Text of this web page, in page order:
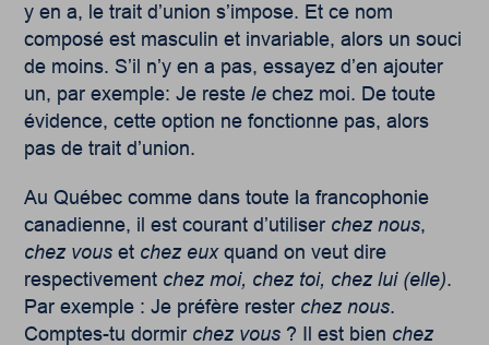
y en a, le trait d’union s’impose. Et ce nom
composé est masculin et invariable, alors un souci
de moins. S’il n’y en a pas, essayez d’en ajouter
un, par exemple: Je restele chez moi. De toute
évidence, cette option ne fonctionne pas, alors
pas de trait d’union.
Au Québec comme dans toute la francophonie
canadienne, il est courant d’utiliser chez nous,
chez vous et chez euxquand on veut dire
respectivement chez moi, chez toi, chez lui (elle).
Par exemple : Je préfère rester chez nous.
Comptes-tu dormir chez vous ? Il est bien chez